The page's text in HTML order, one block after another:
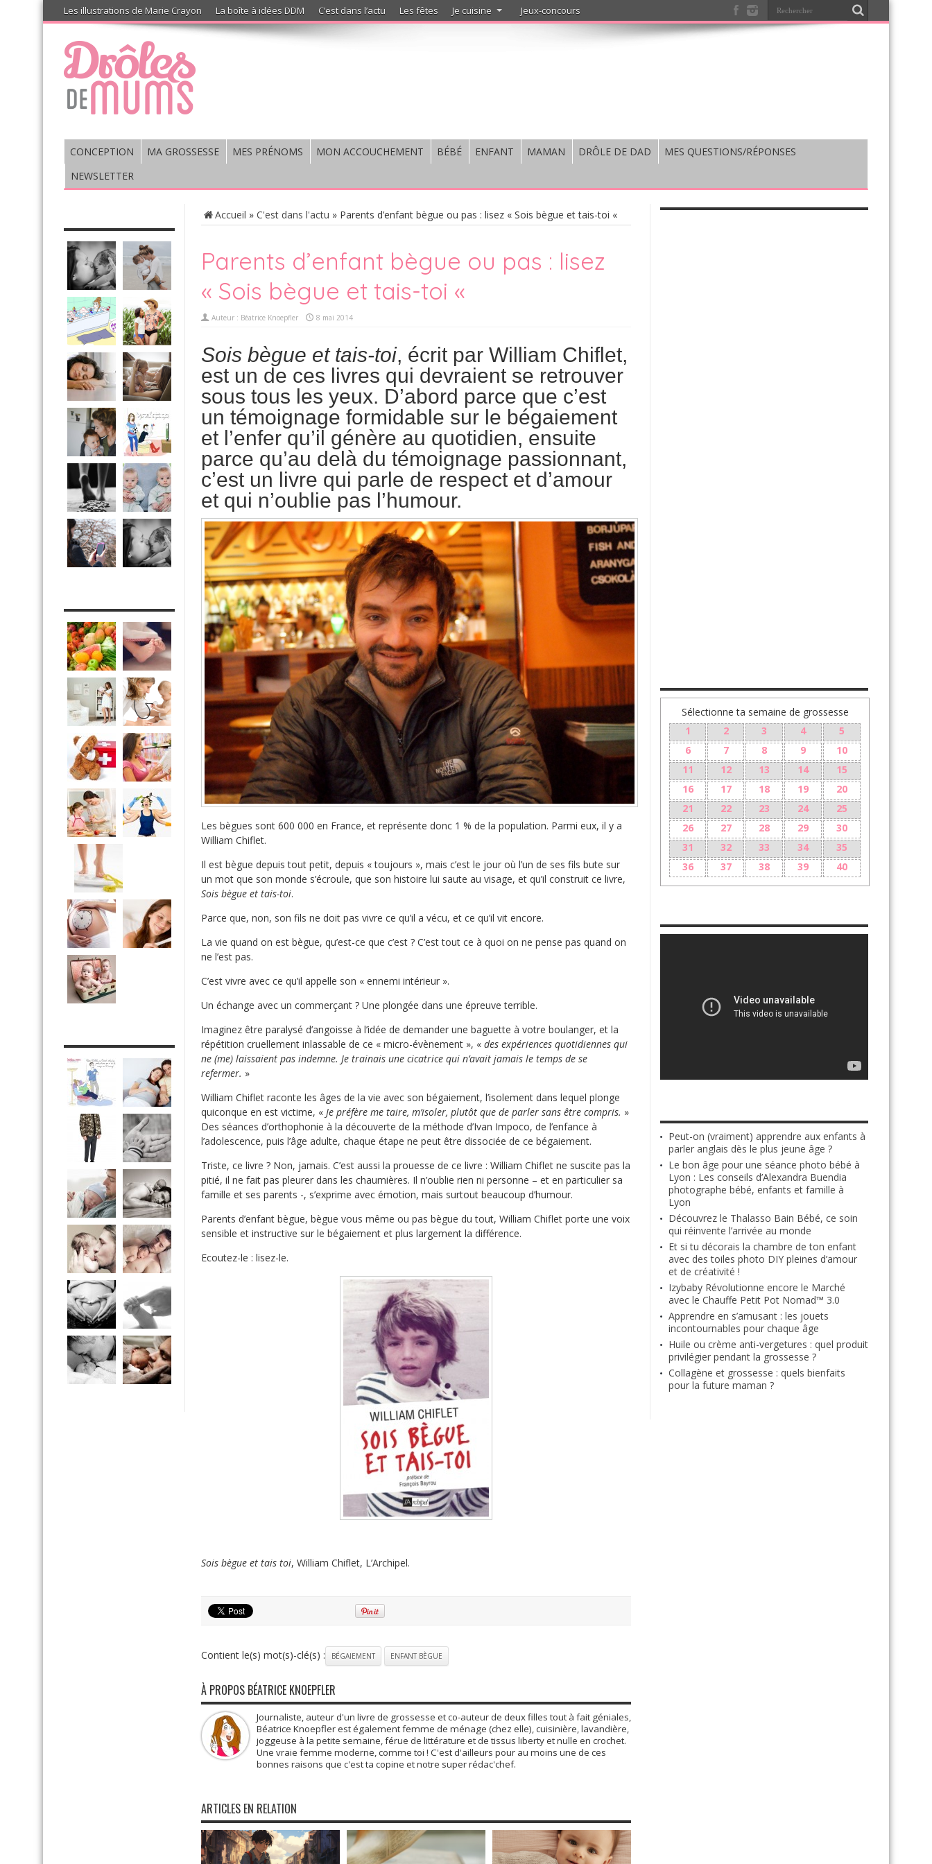
Les illustrations de Marie Crayon La boîte à idées DDM C’est dans l’actu Les fêtes Je cuisine Jeux-concours
CONCEPTION MA GROSSESSE MES PRÉNOMS MON ACCOUCHEMENT BÉBÉ ENFANT MAMAN DRÔLE DE DAD
MES QUESTIONS/RÉPONSES
NEWSLETTER
Accueil » C'est dans l'actu » Parents d’enfant bègue ou pas : lisez « Sois bègue et tais-toi «
Parents d’enfant bègue ou pas : lisez
« Sois bègue et tais-toi «
Auteur : Béatrice Knoepfler 8 mai 2014
Sois bègue et tais-toi, écrit par William Chiflet,
est un de ces livres qui devraient se retrouver
sous tous les yeux. D’abord parce que c’est
un témoignage formidable sur le bégaiement
et l’enfer qu’il génère au quotidien, ensuite
parce qu’au delà du témoignage passionnant,
c’est un livre qui parle de respect et d’amour
et qui n’oublie pas l’humour.
Les bègues sont 600 000 en France, et représente donc 1 % de la population. Parmi eux, il y a
William Chiflet.
Il est bègue depuis tout petit, depuis « toujours », mais c’est le jour où l’un de ses fils bute sur
un mot que son monde s’écroule, que son histoire lui saute au visage, et qu’il construit ce livre,
Sois bègue et tais-toi.
Parce que, non, son fils ne doit pas vivre ce qu’il a vécu, et ce qu’il vit encore.
La vie quand on est bègue, qu’est-ce que c’est ? C’est tout ce à quoi on ne pense pas quand on
ne l’est pas.
C’est vivre avec ce qu’il appelle son « ennemi intérieur ».
Un échange avec un commerçant ? Une plongée dans une épreuve terrible.
Imaginez être paralysé d’angoisse à l’idée de demander une baguette à votre boulanger, et la
répétition cruellement inlassable de ce « micro-évènement », « des expériences quotidiennes qui
ne (me) laissaient pas indemne. Je trainais une cicatrice qui n’avait jamais le temps de se
refermer. »
William Chiflet raconte les âges de la vie avec son bégaiement, l’isolement dans lequel plonge
quiconque en est victime, « Je préfère me taire, m’isoler, plutôt que de parler sans être compris. »
Des séances d’orthophonie à la découverte de la méthode d’Ivan Impoco, de l’enfance à
l’adolescence, puis l’âge adulte, chaque étape ne peut être dissociée de ce bégaiement.
Triste, ce livre ? Non, jamais. C’est aussi la prouesse de ce livre : William Chiflet ne suscite pas la
pitié, il ne fait pas pleurer dans les chaumières. Il n’oublie rien ni personne – et en particulier sa
famille et ses parents -, s’exprime avec émotion, mais surtout beaucoup d’humour.
Parents d’enfant bègue, bègue vous même ou pas bègue du tout, William Chiflet porte une voix
sensible et instructive sur le bégaiement et plus largement la différence.
Ecoutez-le : lisez-le.
Sois bègue et tais toi, William Chiflet, L’Archipel.
Contient le(s) mot(s)-clé(s) : BÉGAIEMENT ENFANT BÈGUE
À PROPOS BÉATRICE KNOEPFLER
Journaliste, auteur d'un livre de grossesse et co-auteur de deux filles tout à fait géniales,
Béatrice Knoepfler est également femme de ménage (chez elle), cuisinière, lavandière,
joggeuse à la petite semaine, férue de littérature et de tissus liberty et nulle en crochet.
Une vraie femme moderne, comme toi ! C'est d'ailleurs pour au moins une de ces
bonnes raisons que c'est ta copine et notre super rédac'chef.
ARTICLES EN RELATION
Sélectionne ta semaine de grossesse
1
2 3 4
5
6
7 8 9
10
11
12 13 14
15
16
17 18 19
20
21
22 23 24
25
26
27 28 29
30
31
32 33 34
35
36
37 38 39 40
Peut-on (vraiment) apprendre aux enfants à
parler anglais dès le plus jeune âge ?
Le bon âge pour une séance photo bébé à
Lyon : Les conseils d’Alexandra Buendia
photographe bébé, enfants et famille à
Lyon
Découvrez le Thalasso Bain Bébé, ce soin
qui réinvente l’arrivée au monde
Et si tu décorais la chambre de ton enfant
avec des toiles photo DIY pleines d’amour
et de créativité !
Izybaby Révolutionne encore le Marché
avec le Chauffe Petit Pot Nomad™ 3.0
Apprendre en s’amusant : les jouets
incontournables pour chaque âge
Huile ou crème anti-vergetures : quel produit
privilégier pendant la grossesse ?
Collagène et grossesse : quels bienfaits
pour la future maman ?